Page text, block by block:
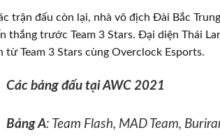
trận đấu còn lại, nhà vô địch Đài Bắc
thắng trước Team 3 Stars. Đại diện Thái
từ Team 3 Stars cùng Overclock Esports.
Các bảng đấu tại AWC 2021
Bảng A: Team Flash, MAD Team,